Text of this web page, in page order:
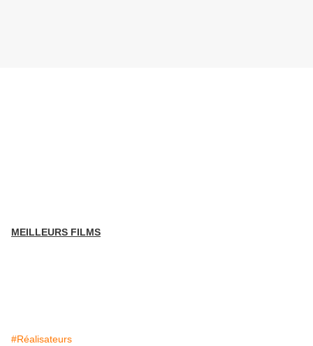
MEILLEURS FILMS
#Réalisateurs